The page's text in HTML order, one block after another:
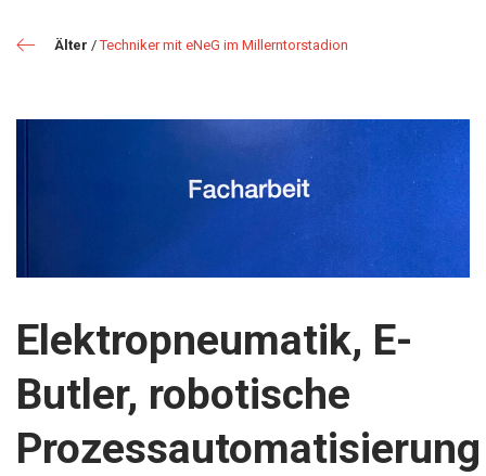
Älter /Techniker mit eNeG im Millerntorstadion
Elektropneumatik, E-
Butler, robotische
Prozessautomatisierung